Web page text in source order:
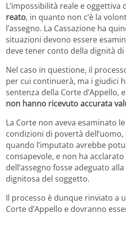
L’impossibilità reale e oggettiva
reato, in quanto non c’è la
l’assegno. La Cassazione ha
situazioni devono essere
deve tener conto della dignità
Nel caso in questione, il
per cui continuerà, ma i giudici
sentenza della Corte d’Appello,
non hanno ricevuto accurata
La Corte non aveva esaminato
condizioni di povertà
quando l’imputato avrebbe
consapevole, e non ha
dell’assegno fosse adeguato
dignitosa del soggetto.
Il processo è dunque rinviato a
Corte d’Appello e dovranno